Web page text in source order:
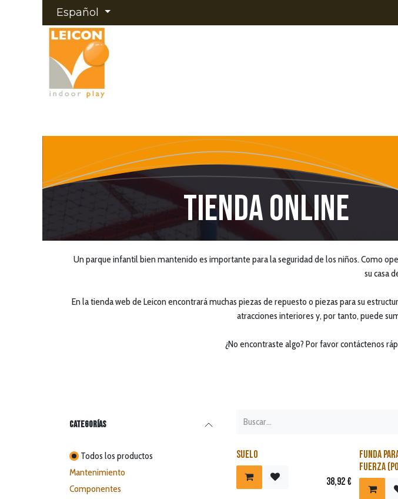
Ir al contenidoEspañol
​TIENDA ONLINE
Un parque infantil bien mantenido es importante para la seguridad de los niños. Como
su casa
En la tienda web de Leicon encontrará muchas piezas de repuesto o piezas para su
atracciones interiores y, por tanto, puede
¿No encontraste algo? Por favor contáctenos
Categorías
Todos los productos
Mantenimiento
Componentes
Suelo
38,92€
Funda
fuerza